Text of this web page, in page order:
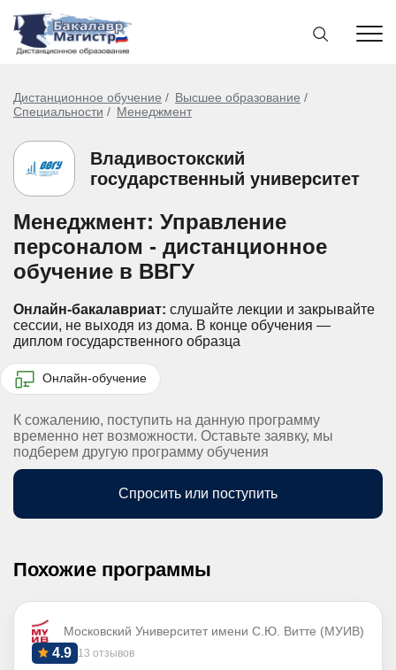
Дистанционное обучение
Высшее образование
Специальности
Менеджмент
Владивостокский
государственный университет
Менеджмент: Управление
персоналом - дистанционное
обучение в ВВГУ
Онлайн-бакалавриат: слушайте лекции и закрывайте
сессии, не выходя из дома. В конце обучения —
диплом государственного образца
Онлайн-обучение
К сожалению, поступить на данную программу
временно нет возможности. Оставьте заявку, мы
подберем другую программу обучения
Спросить или поступить
Похожие программы
Московский Университет имени С.Ю. Витте (МУИВ)
13 отзывов
4.9